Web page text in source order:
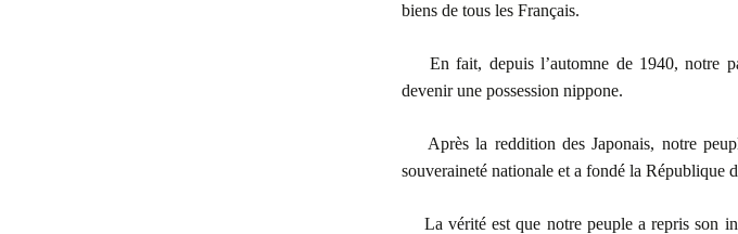
biens de tous les Français.
En fait, depuis l’automne de 1940, notre
devenir une possession nippone.
Après la reddition des Japonais, notre
souveraineté nationale et a fondé la République
La vérité est que notre peuple a repris son